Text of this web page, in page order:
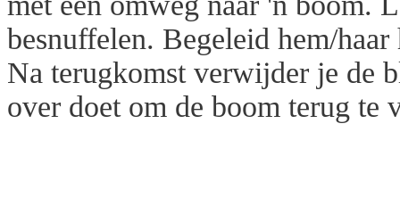
besnuffelen. Begeleid hem/
Na terugkomst verwijder je de
over doet om de boom terug te